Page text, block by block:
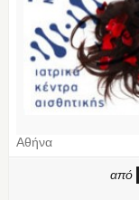
Αθήνα
από